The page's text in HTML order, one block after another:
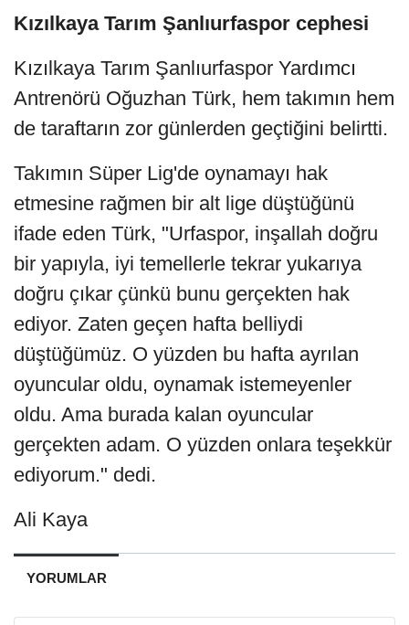
Kızılkaya Tarım Şanlıurfaspor cephesi
Kızılkaya Tarım Şanlıurfaspor Yardımcı
Antrenörü Oğuzhan Türk, hem takımın hem
de taraftarın zor günlerden geçtiğini belirtti.
Takımın Süper Lig'de oynamayı hak
etmesine rağmen bir alt lige düştüğünü
ifade eden Türk, "Urfaspor, inşallah doğru
bir yapıyla, iyi temellerle tekrar yukarıya
doğru çıkar çünkü bunu gerçekten hak
ediyor. Zaten geçen hafta belliydi
düştüğümüz. O yüzden bu hafta ayrılan
oyuncular oldu, oynamak istemeyenler
oldu. Ama burada kalan oyuncular
gerçekten adam. O yüzden onlara teşekkür
ediyorum." dedi.
Ali Kaya
YORUMLAR